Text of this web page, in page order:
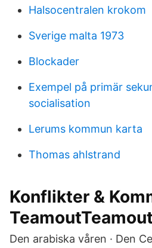
Halsocentralen krokom
Sverige malta 1973
Blockader
Exempel på primär
socialisation
Lerums kommun karta
Thomas ahlstrand
Konflikter &
TeamoutTeamout
Den arabiska våren · Den